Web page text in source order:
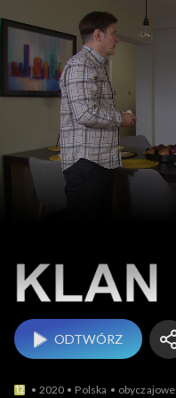
ODTWÓRZ
2020 Polska obyczajowe